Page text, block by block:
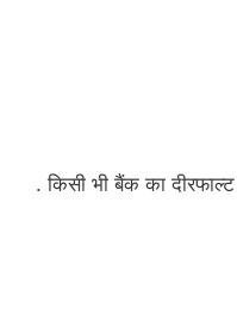
. किसी भी बैंक का दीरफाल्ट